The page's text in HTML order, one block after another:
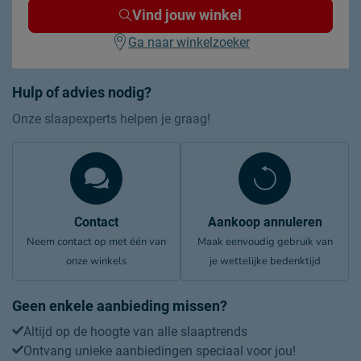
Hulp of advies nodig?
Onze slaapexperts helpen je graag!
Contact
Neem contact op met één van
onze winkels
Aankoop annuleren
Maak eenvoudig gebruik van
je wettelijke bedenktijd
Geen enkele aanbieding missen?
Altijd op de hoogte van alle slaaptrends
Ontvang unieke aanbiedingen speciaal voor jou!
Vind jouw winkel
Ga naar winkelzoeker